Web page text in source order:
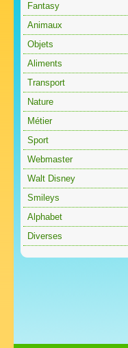
Fantasy
Animaux
Objets
Aliments
Transport
Nature
Métier
Sport
Webmaster
Walt Disney
Smileys
Alphabet
Diverses